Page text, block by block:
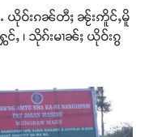
ႉ ယိုဝ်းၵၼ်တီႈ ၼႂ်းဢိူင်ႇမိူ
ႇ ၊ သိုၵ်းမၢၼ်ႈ ယိုဝ်းၵွ